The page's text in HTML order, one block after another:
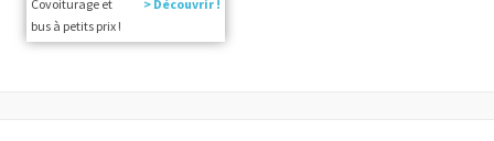
Covoiturage et
bus à petits prix !
> Découvrir !